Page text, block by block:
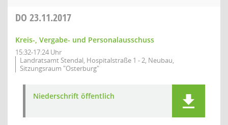
DO 23.11.2017
Kreis-, Vergabe- und Personalausschuss
15:32-17:24 Uhr
Landratsamt Stendal, Hospitalstraße 1 - 2, Neubau,
Sitzungsraum "Osterburg"
Niederschrift öffentlich